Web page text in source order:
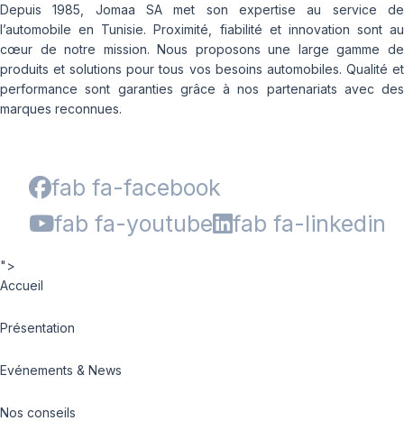
Depuis 1985, Jomaa SA met son expertise au service de
l’automobile en Tunisie. Proximité, fiabilité et innovation sont au
cœur de notre mission. Nous proposons une large gamme de
produits et solutions pour tous vos besoins automobiles. Qualité et
performance sont garanties grâce à nos partenariats avec des
marques reconnues.
fab fa-facebook
fab fa-youtube
fab fa-linkedin
">
Accueil
Présentation
Evénements & News
Nos conseils